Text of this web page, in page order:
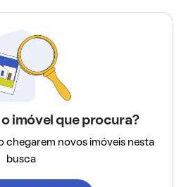
imóvel que procura?
chegarem novos imóveis nesta
busca